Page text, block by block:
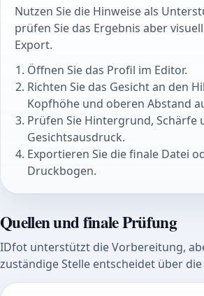
Nutzen Sie die Hinweise als
prüfen Sie das Ergebnis aber
Export.
Öffnen Sie das Profil im Editor.
Richten Sie das Gesicht an den
Kopfhöhe und oberen Abstand
Prüfen Sie Hintergrund, Schärfe
Gesichtsausdruck.
Exportieren Sie die finale Datei
Druckbogen.
Quellen und finale Prüfung
IDfot unterstützt die Vorbereitung,
zuständige Stelle entscheidet über